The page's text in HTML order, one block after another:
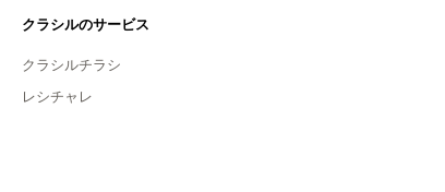
クラシルのサービス
クラシルチラシ
レシチャレ